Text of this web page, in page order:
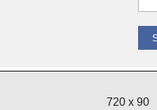
720 x 90